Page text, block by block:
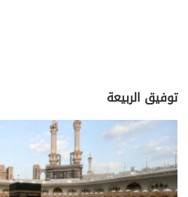
توفيق الربيعة